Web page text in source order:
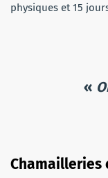
physiques et 15
«
Chamailleries